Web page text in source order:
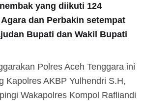
yang diikuti 124
dan Perbakin setempat
Bupati dan Wakil Bupati
Polres Aceh Tenggara ini
Kapolres AKBP Yulhendri S.H,
Wakapolres Kompol Rafliandi